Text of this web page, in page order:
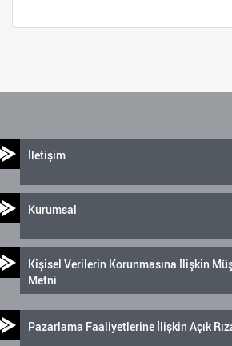
İletişim
Kurumsal
Kişisel Verilerin Korunmasına İlişkin
Metni
Pazarlama Faaliyetlerine İlişkin Açık